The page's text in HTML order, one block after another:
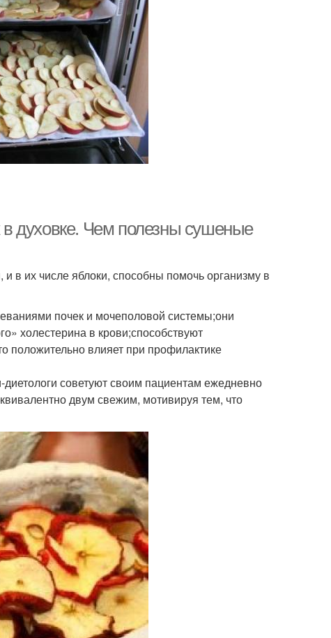
духовке. Чем полезны сушеные
в их числе яблоки, способны помочь организму в
почек и мочеполовой системы;они
холестерина в крови;способствуют
положительно влияет при профилактике
советуют своим пациентам ежедневно
двум свежим, мотивируя тем, что